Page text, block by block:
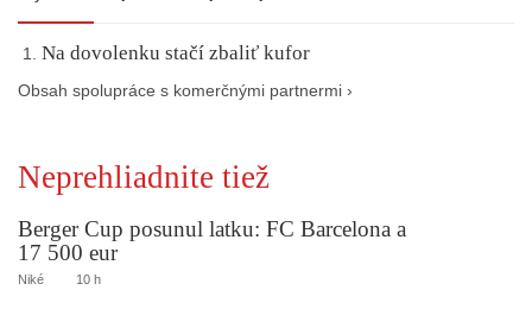
Na dovolenku stačí zbaliť kufor
Obsah spolupráce s komerčnými partnermi ›
Neprehliadnite tiež
Berger Cup posunul latku: FC Barcelona a
17 500 eur
Niké 10 h